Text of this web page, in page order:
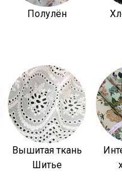
Полулён
Вышитая ткань
Шитье
и
данных